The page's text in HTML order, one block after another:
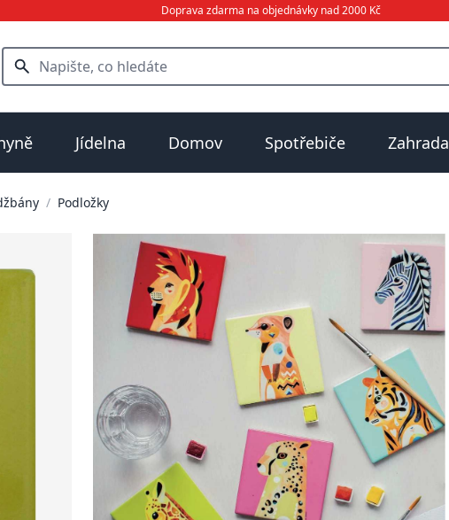
Doprava zdarma na objednávky nad 2000 Kč
Jídelna Domov Spotřebiče Zahrada
/ Podložky